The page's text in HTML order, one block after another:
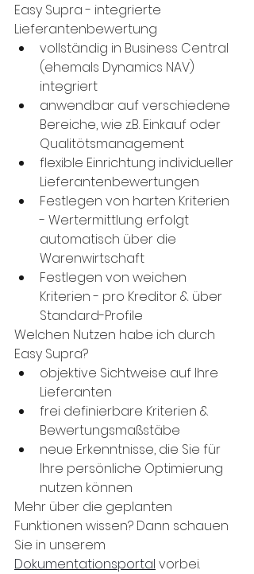
Easy Supra - integrierte
Lieferantenbewertung
vollständig in Business Central
(ehemals Dynamics NAV)
integriert
anwendbar auf verschiedene
Bereiche, wie z.B. Einkauf oder
Qualitötsmanagement
flexible Einrichtung individueller
Lieferantenbewertungen
Festlegen von harten Kriterien
- Wertermittlung erfolgt
automatisch über die
Warenwirtschaft
Festlegen von weichen
Kriterien - pro Kreditor & über
Standard-Profile
Welchen Nutzen habe ich durch
Easy Supra?
objektive Sichtweise auf Ihre
Lieferanten
frei definierbare Kriterien &
Bewertungsmaßstäbe
neue Erkenntnisse, die Sie für
Ihre persönliche Optimierung
nutzen können
Mehr über die geplanten
Funktionen wissen? Dann schauen
Sie in unserem
Dokumentationsportal vorbei.